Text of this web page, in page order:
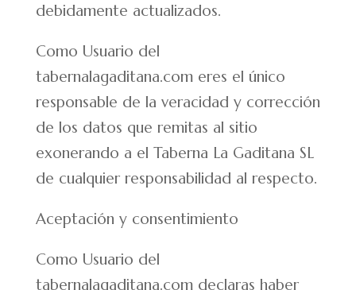
debidamente actualizados.
Como Usuario del
tabernalagaditana.com eres el único
responsable de la veracidad y corrección
de los datos que remitas al sitio
exonerando a el Taberna La Gaditana SL
de cualquier responsabilidad al respecto.
Aceptación y consentimiento
Como Usuario del
tabernalagaditana.com declaras haber